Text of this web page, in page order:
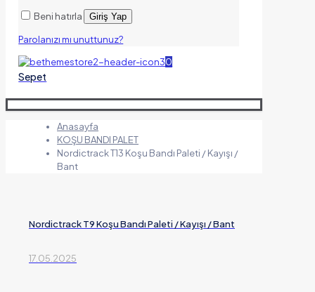
Beni hatırla Giriş Yap
Parolanızı mı unuttunuz?
0
Sepet
Anasayfa
KOŞU BANDI PALET
Nordictrack T13 Koşu Bandı Paleti / Kayışı /
Bant
Nordictrack T9 Koşu Bandı Paleti / Kayışı / Bant
17.05.2025